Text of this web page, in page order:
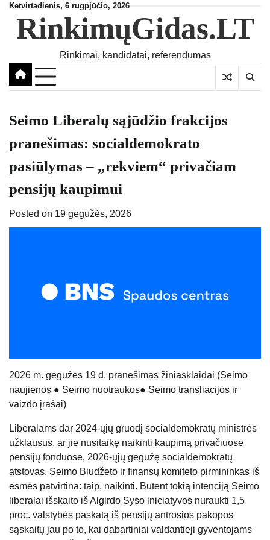
Skip
content
Ketvirtadienis, 6 rugpjūčio, 2026
RinkimųGidas.LT
Rinkimai, kandidatai, referendumas
Seimo Liberalų sąjūdžio frakcijos
pranešimas: socialdemokrato
pasiūlymas – „rekviem“ privačiam
pensijų kaupimui
Posted on 19 gegužės, 2026
2026 m. gegužės 19 d. pranešimas žiniasklaidai (Seimo
naujienos ● Seimo nuotraukos● Seimo transliacijos ir
vaizdo įrašai)
Liberalams dar 2024-ųjų gruodį socialdemokratų ministrės
užklausus, ar jie nusitaikę naikinti kaupimą privačiuose
pensijų fonduose, 2026-ųjų gegužę socialdemokratų
atstovas, Seimo Biudžeto ir finansų komiteto pirmininkas iš
esmės patvirtina: taip, naikinti. Būtent tokią intenciją Seimo
liberalai išskaito iš Algirdo Syso iniciatyvos nuraukti 1,5
proc. valstybės paskatą iš pensijų antrosios pakopos
sąskaitų jau po to, kai dabartiniai valdantieji gyventojams